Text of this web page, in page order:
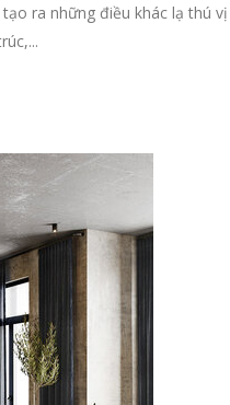
ra những điều khác lạ thú vị